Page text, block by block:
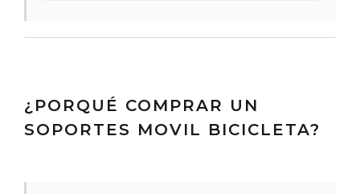
¿PORQUÉ COMPRAR UN
SOPORTES MOVIL BICICLETA?